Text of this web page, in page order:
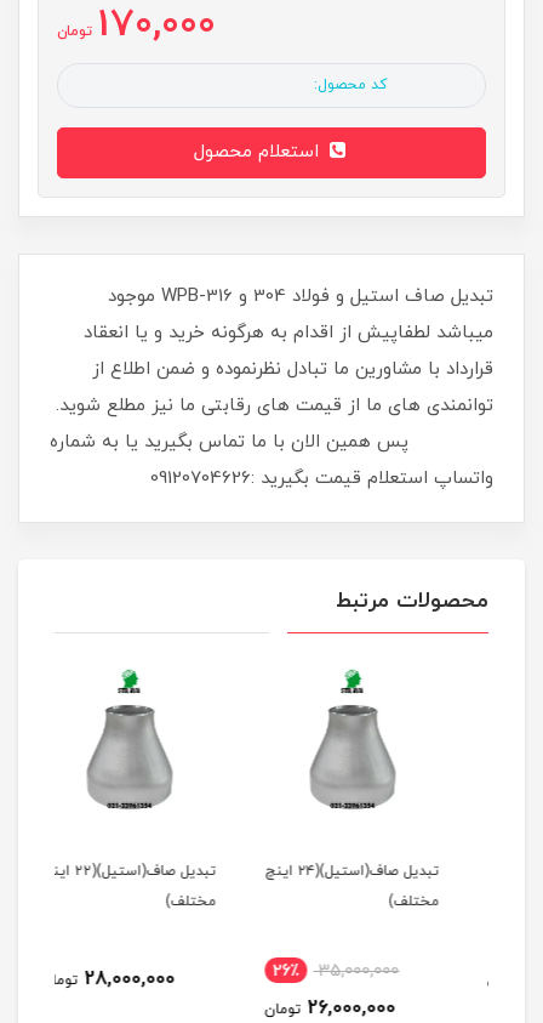
170,000 تومان
کد محصول:
استعلام محصول
تبدیل صاف استیل و فولاد 304 و 316-WPB موجود
میباشد لطفاپیش از اقدام به هرگونه خرید و یا انعقاد
قرارداد با مشاورین ما تبادل نظرنموده و ضمن اطلاع از
توانمندی های ما از قیمت های رقابتی ما نیز مطلع شوید.
پس همین الان با ما تماس بگیرید یا به شماره
واتساپ استعلام قیمت بگیرید :09120704626
محصولات مرتبط
تبدیل صاف(استیل)(۲۴ اینچ
مختلف)
35,000,000 26٪
26,000,000 تومان
تبدیل صاف(استیل)(۲۲ اینچ
مختلف)
28,000,000 تومان